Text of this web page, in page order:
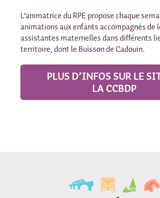
L’animatrice du RPE propose chaque
animations aux enfants accompagnés de
assistantes maternelles dans différents
territoire, dont le Buisson de Cadouin.
PLUS D’INFOS SUR LE
LA CCBDP